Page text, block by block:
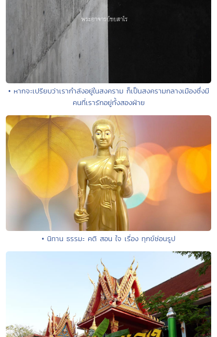
• หากจะเปรียบว่าเรากำลังอยู่ในสงคราม ก็เป็นสงครามกลางเมืองซึ่งมี
คนที่เรารักอยู่ทั้งสองฝ่าย
• นิทาน ธรรมะ คติ สอน ใจ เรื่อง ทุกข์ซ่อนรูป